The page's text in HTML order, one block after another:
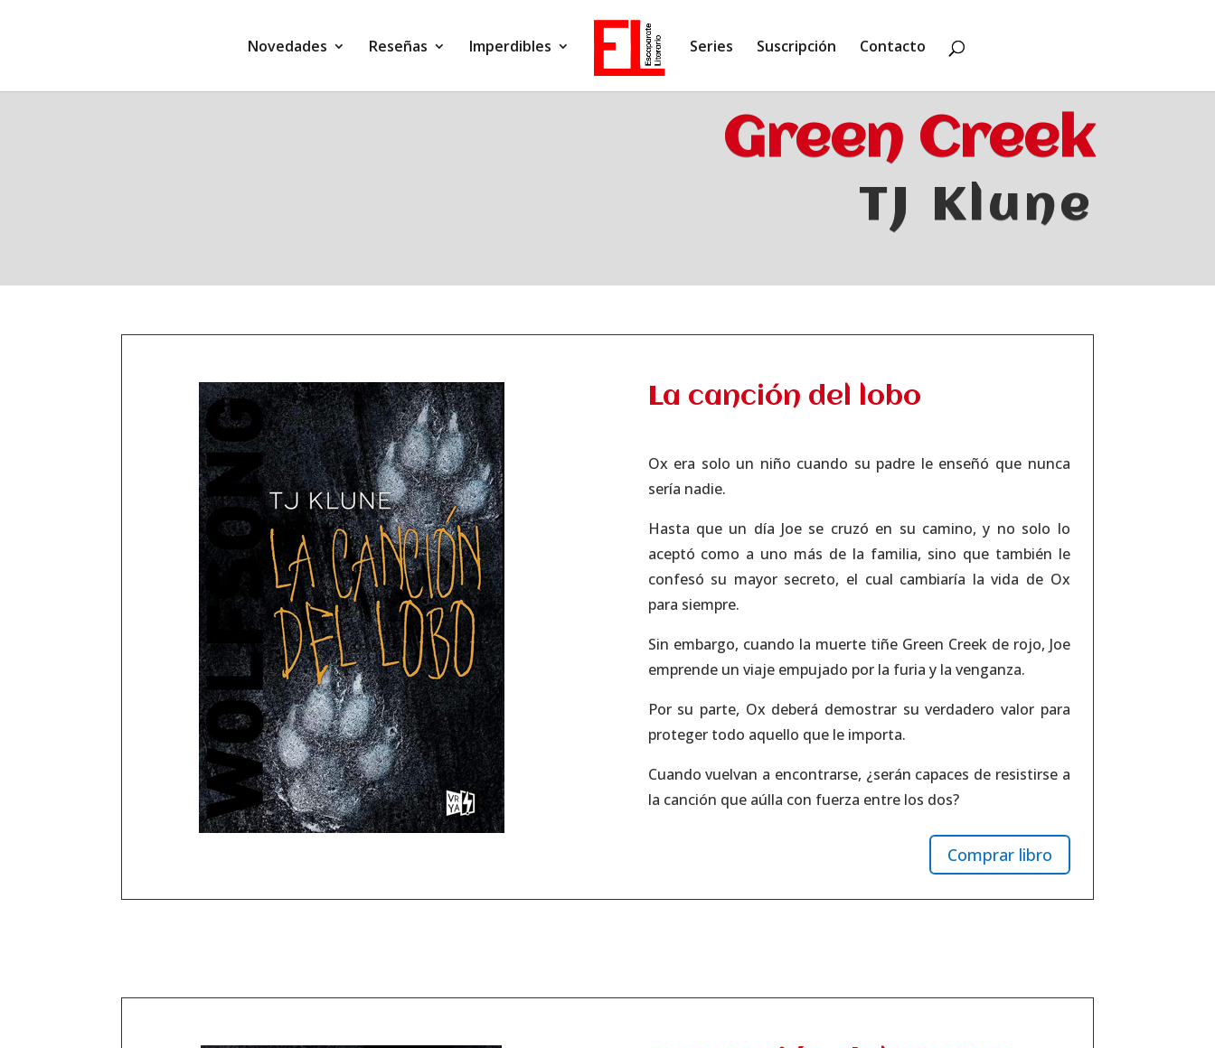
Novedades Reseñas Imperdibles Series Suscripción Contacto
Green Creek
TJ Klune
La canción del lobo
Ox era solo un niño cuando su padre le enseñó que nunca
sería nadie.
Hasta que un día Joe se cruzó en su camino, y no solo lo
aceptó como a uno más de la familia, sino que también le
confesó su mayor secreto, el cual cambiaría la vida de Ox
para siempre.
Sin embargo, cuando la muerte tiñe Green Creek de rojo, Joe
emprende un viaje empujado por la furia y la venganza.
Por su parte, Ox deberá demostrar su verdadero valor para
proteger todo aquello que le importa.
Cuando vuelvan a encontrarse, ¿serán capaces de resistirse a
la canción que aúlla con fuerza entre los dos?
Comprar libro